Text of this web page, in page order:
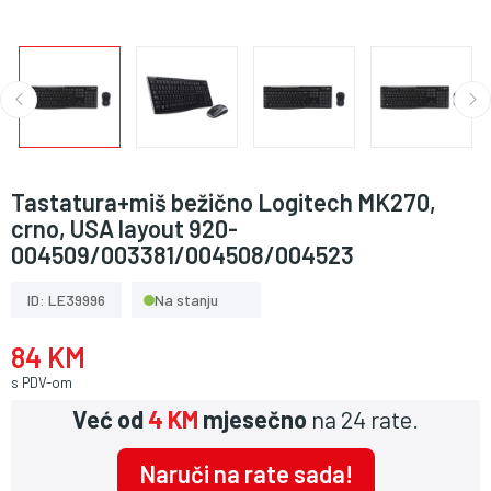
Tastatura+miš bežično Logitech MK270,
crno, USA layout 920-
004509/003381/004508/004523
ID: LE39996 Na stanju
84 KM
s PDV-om
Već od4 KM mjesečno na 24 rate.
Naruči na rate sada!